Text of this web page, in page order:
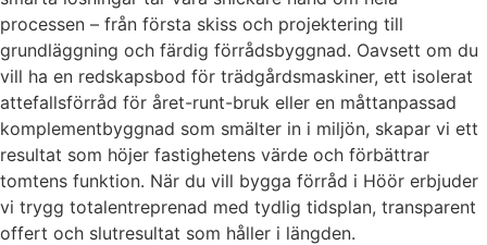
processen – från första skiss och projektering till
grundläggning och färdig förrådsbyggnad. Oavsett om du
vill ha en redskapsbod för trädgårdsmaskiner, ett isolerat
attefallsförråd för året-runt-bruk eller en måttanpassad
komplementbyggnad som smälter in i miljön, skapar vi ett
resultat som höjer fastighetens värde och förbättrar
tomtens funktion. När du vill bygga förråd i Höör erbjuder
vi trygg totalentreprenad med tydlig tidsplan, transparent
offert och slutresultat som håller i längden.